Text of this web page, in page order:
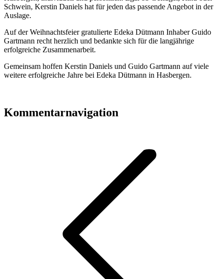
Schwein, Kerstin Daniels hat für jeden das passende Angebot in der
Auslage.
Auf der Weihnachtsfeier gratulierte Edeka Dütmann Inhaber Guido
Gartmann recht herzlich und bedankte sich für die langjährige
erfolgreiche Zusammenarbeit.
Gemeinsam hoffen Kerstin Daniels und Guido Gartmann auf viele
weitere erfolgreiche Jahre bei Edeka Dütmann in Hasbergen.
Kommentarnavigation